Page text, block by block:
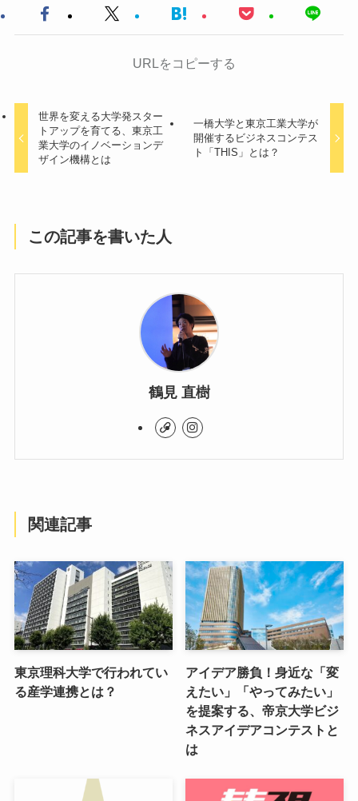
URLをコピーする
世界を変える大学発スター
トアップを育てる、東京工
業大学のイノベーションデ
ザイン機構とは
一橋大学と東京工業大学が
開催するビジネスコンテス
ト「THIS」とは？
この記事を書いた人
鶴見 直樹
関連記事
東京理科大学で行われてい
る産学連携とは？
アイデア勝負！身近な「変
えたい」「やってみたい」
を提案する、帝京大学ビジ
ネスアイデアコンテストと
は